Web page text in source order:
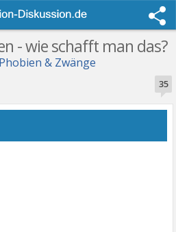
- wie schafft man das?
& Zwänge
35